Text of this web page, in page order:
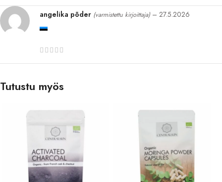
angelika põder (varmistettu kirjoittaja) – 27.5.2026
Tutustu myös